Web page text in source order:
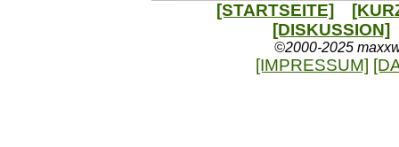
[STARTSEITE]
[DISKUSSION]
©2000-2025
[IMPRESSUM]